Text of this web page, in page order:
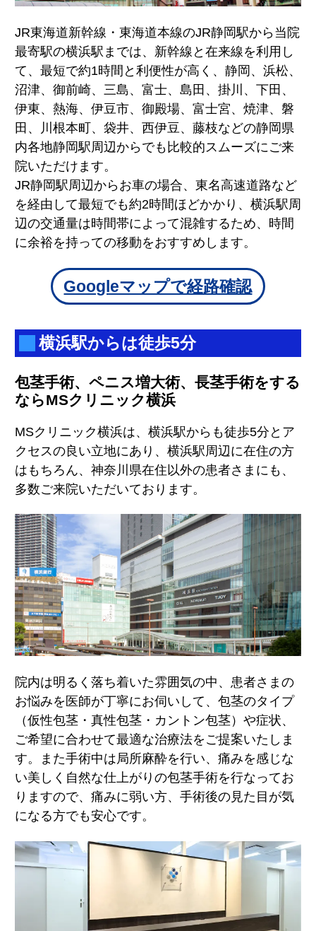
JR東海道新幹線・東海道本線のJR静岡駅から当院
最寄駅の横浜駅までは、新幹線と在来線を利用し
て、最短で約1時間と利便性が高く、静岡、浜松、
沼津、御前崎、三島、富士、島田、掛川、下田、
伊東、熱海、伊豆市、御殿場、富士宮、焼津、磐
田、川根本町、袋井、西伊豆、藤枝などの静岡県
内各地静岡駅周辺からでも比較的スムーズにご来
院いただけます。
JR静岡駅周辺からお車の場合、東名高速道路など
を経由して最短でも約2時間ほどかかり、横浜駅周
辺の交通量は時間帯によって混雑するため、時間
に余裕を持っての移動をおすすめします。
Googleマップで経路確認
横浜駅からは徒歩5分
包茎手術、ペニス増大術、長茎手術をする
ならMSクリニック横浜
MSクリニック横浜は、横浜駅からも徒歩5分とア
クセスの良い立地にあり、横浜駅周辺に在住の方
はもちろん、神奈川県在住以外の患者さまにも、
多数ご来院いただいております。
院内は明るく落ち着いた雰囲気の中、患者さまの
お悩みを医師が丁寧にお伺いして、包茎のタイプ
（仮性包茎・真性包茎・カントン包茎）や症状、
ご希望に合わせて最適な治療法をご提案いたしま
す。また手術中は局所麻酔を行い、痛みを感じな
い美しく自然な仕上がりの包茎手術を行なってお
りますので、痛みに弱い方、手術後の見た目が気
になる方でも安心です。